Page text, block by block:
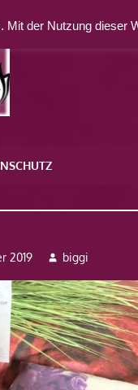
2019 biggi
Mit der Nutzung dieser